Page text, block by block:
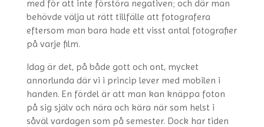
med för att inte förstöra negativen; och där man
behövde välja ut rätt tillfälle att fotografera
eftersom man bara hade ett visst antal fotografier
på varje film.
Idag är det, på både gott och ont, mycket
annorlunda där vi i princip lever med mobilen i
handen. En fördel är att man kan knäppa foton
på sig själv och nära och kära när som helst i
såväl vardagen som på semester. Dock har tiden